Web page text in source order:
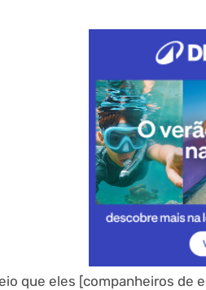
que eles [companheiros de